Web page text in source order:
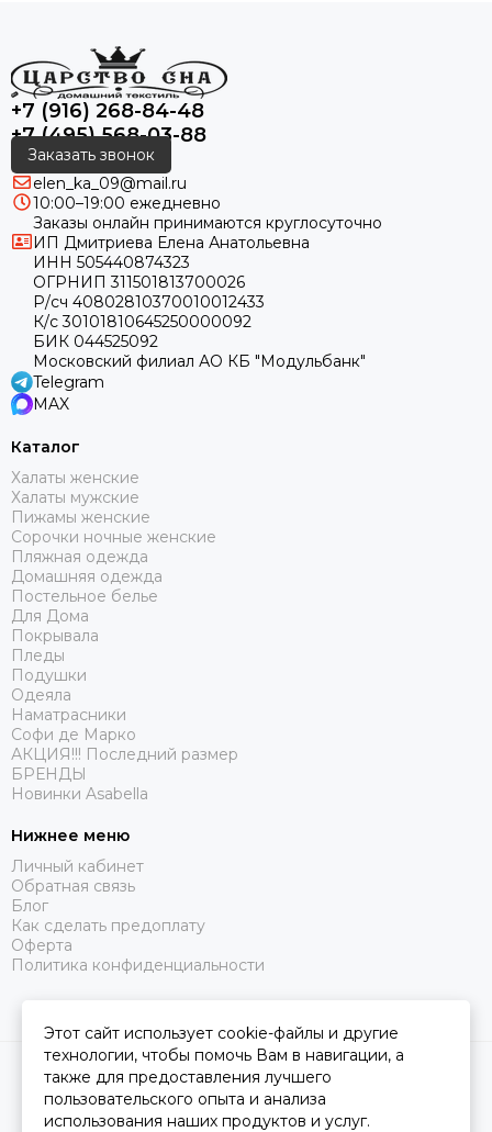
+7 (916) 268-84-48
+7 (495) 568-03-88
Заказать звонок
elen_ka_09@mail.ru
10:00–19:00 ежедневно
Заказы онлайн принимаются круглосуточно
ИП Дмитриева Елена Анатольевна
ИНН 505440874323
ОГРНИП 311501813700026
Р/сч 40802810370010012433
К/с 30101810645250000092
БИК 044525092
Московский филиал АО КБ "Модульбанк"
Telegram
MAX
Каталог
Халаты женские
Халаты мужские
Пижамы женские
Сорочки ночные женские
Пляжная одежда
Домашняя одежда
Постельное белье
Для Дома
Покрывала
Пледы
Подушки
Одеяла
Наматрасники
Софи де Марко
АКЦИЯ!!! Последний размер
БРЕНДЫ
Новинки Asabella
Нижнее меню
Личный кабинет
Обратная связь
Блог
Как сделать предоплату
Оферта
Политика конфиденциальности
2026 © Царство Сна.Карта сайта
Этот сайт использует cookie-файлы и другие
технологии, чтобы помочь Вам в навигации, а
также для предоставления лучшего
пользовательского опыта и анализа
использования наших продуктов и услуг.